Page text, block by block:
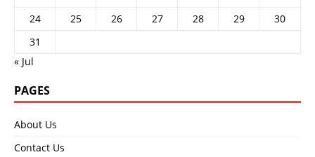
24
25 26 27 28 29
30
31
« Jul
PAGES
About Us
Contact Us